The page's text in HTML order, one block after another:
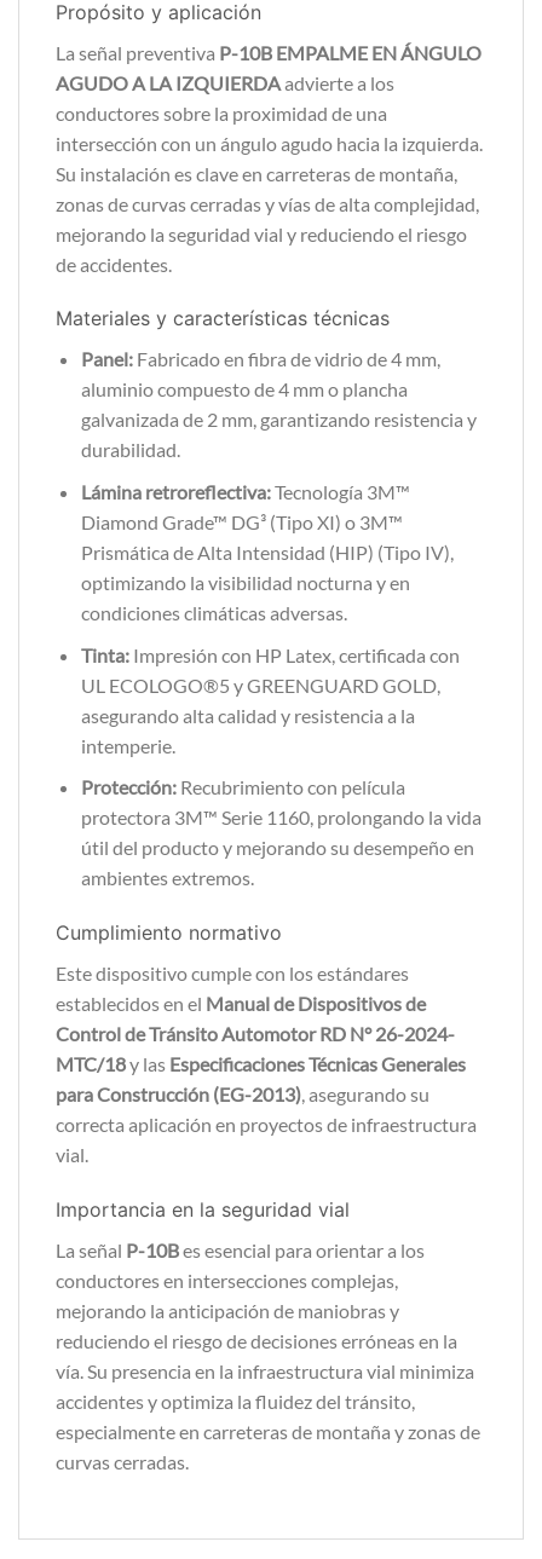
Propósito y aplicación
La señal preventiva P-10B EMPALME EN ÁNGULO
AGUDO A LA IZQUIERDAadvierte a los
conductores sobre la proximidad de una
intersección con un ángulo agudo hacia la izquierda.
Su instalación es clave en carreteras de montaña,
zonas de curvas cerradas y vías de alta complejidad,
mejorando la seguridad vial y reduciendo el riesgo
de accidentes.
Materiales y características técnicas
Panel:Fabricado en fibra de vidrio de 4 mm,
aluminio compuesto de 4 mm o plancha
galvanizada de 2 mm, garantizando resistencia y
durabilidad.
Lámina retroreflectiva:Tecnología 3M™
Diamond Grade™ DG³ (Tipo XI) o 3M™
Prismática de Alta Intensidad (HIP) (Tipo IV),
optimizando la visibilidad nocturna y en
condiciones climáticas adversas.
Tinta:Impresión con HP Latex, certificada con
UL ECOLOGO®5 y GREENGUARD GOLD,
asegurando alta calidad y resistencia a la
intemperie.
Protección:Recubrimiento con película
protectora 3M™ Serie 1160, prolongando la vida
útil del producto y mejorando su desempeño en
ambientes extremos.
Cumplimiento normativo
Este dispositivo cumple con los estándares
establecidos en el Manual de Dispositivos de
Control de Tránsito Automotor RD N° 26-2024-
MTC/18y las Especificaciones Técnicas Generales
para Construcción (EG-2013), asegurando su
correcta aplicación en proyectos de infraestructura
vial.
Importancia en la seguridad vial
La señal P-10Bes esencial para orientar a los
conductores en intersecciones complejas,
mejorando la anticipación de maniobras y
reduciendo el riesgo de decisiones erróneas en la
vía. Su presencia en la infraestructura vial minimiza
accidentes y optimiza la fluidez del tránsito,
especialmente en carreteras de montaña y zonas de
curvas cerradas.